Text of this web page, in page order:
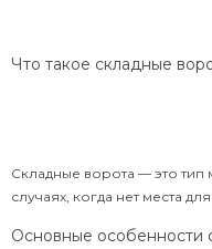
Что такое складные
Складные ворота — это тип
случаях, когда нет места
Основные особенности